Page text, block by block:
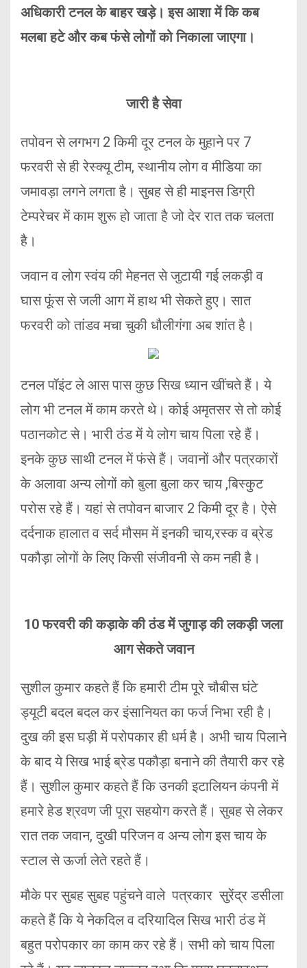
अधिकारी टनल के बाहर खड़े। इस आशा में कि कब
मलबा हटे और कब फंसे लोगों को निकाला जाएगा।
जारी है सेवा
तपोवन से लगभग 2 किमी दूर टनल के मुहाने पर 7
फरवरी से ही रेस्क्यू टीम, स्थानीय लोग व मीडिया का
जमावड़ा लगने लगता है। सुबह से ही माइनस डिग्री
टेम्परेचर में काम शुरू हो जाता है जो देर रात तक चलता
है।
जवान व लोग स्वंय की मेहनत से जुटायी गई लकड़ी व
घास फूंस से जली आग में हाथ भी सेकते हुए। सात
फरवरी को तांडव मचा चुकी धौलीगंगा अब शांत है।
टनल पॉइंट ले आस पास कुछ सिख ध्यान खींचते हैं। ये
लोग भी टनल में काम करते थे। कोई अमृतसर से तो कोई
पठानकोट से। भारी ठंड में ये लोग चाय पिला रहे हैं।
इनके कुछ साथी टनल में फंसे हैं। जवानों और पत्रकारों
के अलावा अन्य लोगों को बुला बुला कर चाय ,बिस्कुट
परोस रहे हैं। यहां से तपोवन बाजार 2 किमी दूर है। ऐसे
दर्दनाक हालात व सर्द मौसम में इनकी चाय,रस्क व ब्रेड
पकौड़ा लोगों के लिए किसी संजीवनी से कम नही है।
10 फरवरी की कड़ाके की ठंड में जुगाड़ की लकड़ी जला
आग सेकते जवान
सुशील कुमार कहते हैं कि हमारी टीम पूरे चौबीस घंटे
ड्यूटी बदल बदल कर इंसानियत का फर्ज निभा रही है।
दुख की इस घड़ी में परोपकार ही धर्म है। अभी चाय पिलाने
के बाद ये सिख भाई ब्रेड पकौड़ा बनाने की तैयारी कर रहे
हैं। सुशील कुमार कहते हैं कि उनकी इटालियन कंपनी में
हमारे हेड श्रवण जी पूरा सहयोग करते हैं। सुबह से लेकर
रात तक जवान, दुखी परिजन व अन्य लोग इस चाय के
स्टाल से ऊर्जा लेते रहते हैं।
मौके पर सुबह सुबह पहुंचने वाले पत्रकार सुरेंद्र डसीला
कहते हैं कि ये नेकदिल व दरियादिल सिख भारी ठंड में
बहुत परोपकार का काम कर रहे हैं। सभी को चाय पिला